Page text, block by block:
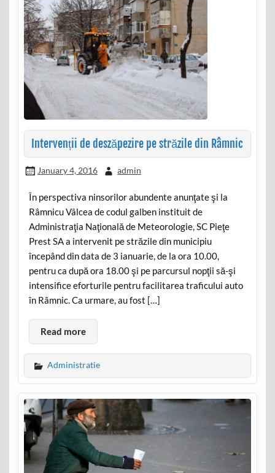
Intervenții de deszăpezire pe străzile din Râmnic
January 4, 2016 admin
În perspectiva ninsorilor abundente anunţate şi la
Râmnicu Vâlcea de codul galben instituit de
Administraţia Naţională de Meteorologie, SC Pieţe
Prest SA a intervenit pe străzile din municipiu
începând din data de 3 ianuarie, de la ora 10.00,
pentru ca după ora 18.00 şi pe parcursul nopţii să-şi
intensifice eforturile pentru facilitarea traficului auto
în Râmnic. Ca urmare, au fost […]
Read more
Administratie